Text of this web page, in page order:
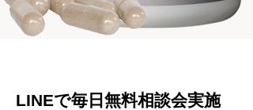
​LINEで毎日無料相談会実施